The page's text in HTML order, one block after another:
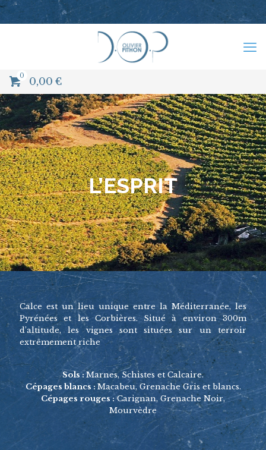
0 0,00 €
L’ESPRIT
Calce est un lieu unique entre la Méditerranée, les
Pyrénées et les Corbières. Situé à environ 300m
d’altitude, les vignes sont situées sur un terroir
extrêmement riche
Sols :Marnes, Schistes et Calcaire.
Cépages blancs : Macabeu, Grenache Gris et blancs.
Cépages rouges :Carignan, Grenache Noir,
Mourvèdre